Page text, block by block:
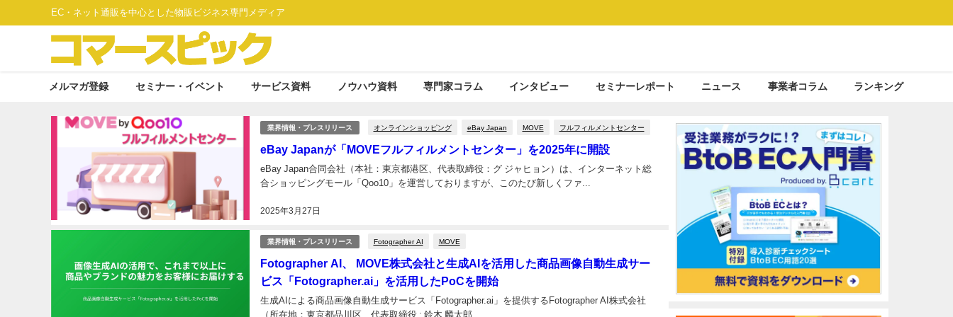
EC・ネット通販を中心とした物販ビジネス専門メディア
メルマガ登録 セミナー・イベント サービス資料 ノウハウ資料 専門家コラム インタビュー セミナーレポート ニュース 事業者コラム ランキング
業界情報・プレスリリース オンラインショッピング eBay Japan MOVE フルフィルメントセンター
eBay Japanが「MOVEフルフィルメントセンター」を2025年に開設
2025年3月27日
eBay Japan合同会社（本社：東京都港区、代表取締役：グ ジャヒョン）は、インターネット総
合ショッピングモール「Qoo10」を運営しておりますが、このたび新しくファ...
業界情報・プレスリリース Fotographer AI MOVE
Fotographer AI、 MOVE株式会社と生成AIを活用した商品画像自動生成サー
ビス「Fotographer.ai」を活用したPoCを開始
生成AIによる商品画像自動生成サービス「Fotographer.ai」を提供するFotographer AI株式会社
（所在地：東京都品川区、代表取締役 : 鈴木 麟太郎、...